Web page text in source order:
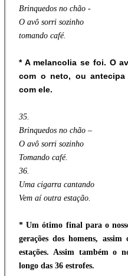
Brinquedos no chão -
O avô sorri sozinho
tomando café.
* A melancolia se foi. O
com o neto, ou
com ele.
35.
Brinquedos no chão –
O avô sorri sozinho
Tomando café.
36.
Uma cigarra cantando
Vem aí outra estação.
* Um ótimo final para o
gerações dos homens,
estações. Assim também o
longo das 36 estrofes.